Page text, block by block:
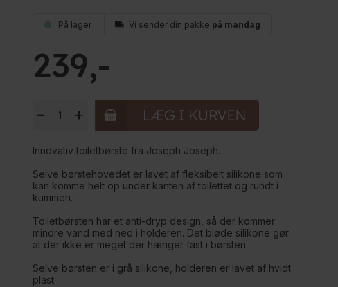
På lager Vi sender din pakke på mandag
239
+
-
Innovativ toiletbørste fra Joseph Joseph.
Selve børstehovedet er lavet af fleksibelt silikone som
kan komme helt op under kanten af toilettet og rundt i
kummen.
Toiletbørsten har et anti-dryp design, så der kommer
mindre vand med ned i holderen. Det bløde silikone gør
at der ikke er meget der hænger fast i børsten.
Selve børsten er i grå silikone, holderen er lavet af hvidt
plast